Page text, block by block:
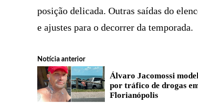
posição delicada. Outras saídas do
e ajustes para o decorrer da temporada.
Notícia anterior
Álvaro Jacomossi
por tráfico de drogas
Florianópolis